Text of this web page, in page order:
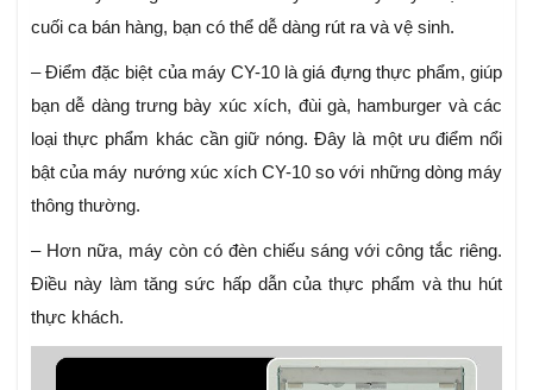
cuối ca bán hàng, bạn có thể dễ dàng rút ra và vệ sinh.
– Điểm đặc biệt của máy CY-10 là giá đựng thực phẩm, giúp
bạn dễ dàng trưng bày xúc xích, đùi gà, hamburger và các
loại thực phẩm khác cần giữ nóng. Đây là một ưu điểm nổi
bật của máy nướng xúc xích CY-10 so với những dòng máy
thông thường.
– Hơn nữa, máy còn có đèn chiếu sáng với công tắc riêng.
Điều này làm tăng sức hấp dẫn của thực phẩm và thu hút
thực khách.